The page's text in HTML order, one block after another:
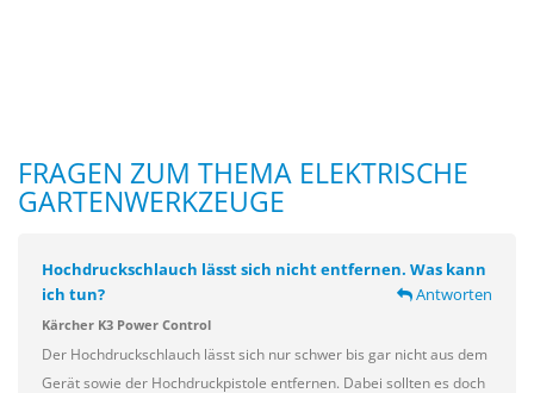
FRAGEN ZUM THEMA ELEKTRISCHE
GARTENWERKZEUGE
Hochdruckschlauch lässt sich nicht entfernen. Was kann
ich tun?
Antworten
Kärcher K3 Power Control
Der Hochdruckschlauch lässt sich nur schwer bis gar nicht aus dem
Gerät sowie der Hochdruckpistole entfernen. Dabei sollten es doch